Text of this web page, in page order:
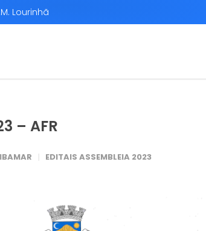
Lourinhã
– AFR
EDITAIS ASSEMBLEIA 2023